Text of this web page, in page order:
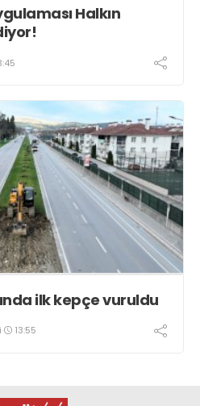
Halkın
ilk kepçe vuruldu
13:55